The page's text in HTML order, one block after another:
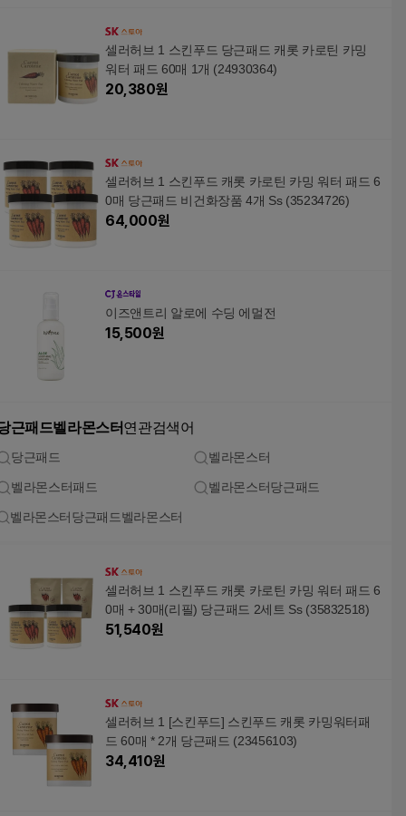
셀러허브 1 스킨푸드 당근패드 캐롯 카로틴 카밍
워터 패드 60매 1개 (24930364)
20,380원
셀러허브 1 스킨푸드 캐롯 카로틴 카밍 워터 패드 6
0매 당근패드 비건화장품 4개 Ss (35234726)
64,000원
이즈앤트리 알로에 수딩 에멀전
15,500원
근패드벨라몬스터연관검색어
당근패드 벨라몬스터
벨라몬스터패드 벨라몬스터당근패드
벨라몬스터당근패드벨라몬스터
셀러허브 1 스킨푸드 캐롯 카로틴 카밍 워터 패드 6
0매 + 30매(리필) 당근패드 2세트 Ss (35832518)
51,540원
셀러허브 1 [스킨푸드] 스킨푸드 캐롯 카밍워터패
드 60매 * 2개 당근패드 (23456103)
34,410원